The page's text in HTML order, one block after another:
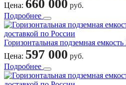
Цена: 660 000 руб.
Подробнее
Горизонтальная подземная емкость
Цена: 597 000 руб.
Подробнее